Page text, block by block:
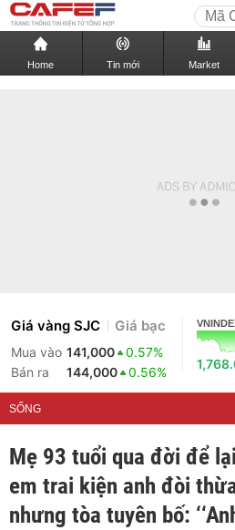
Home Tin mới Market
Giá vàng SJC Giá bạc
Mua vào 141,000
0.57%
Bán ra
144,000 0.56%
SỐNG
Mẹ 93 tuổi qua đời để
em trai kiện anh đòi
nhưng tòa tuyên bố: